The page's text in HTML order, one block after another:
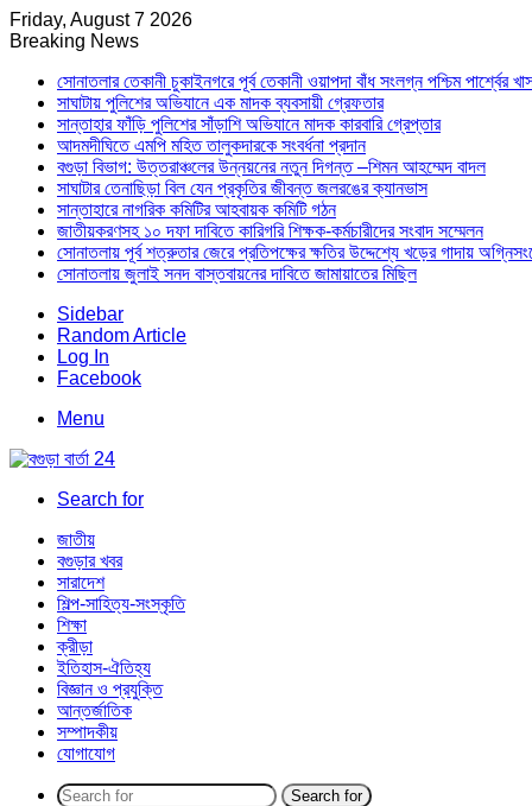
Friday, August 7 2026
Breaking News
সোনাতলার তেকানী চুকাইনগরে পূর্ব তেকানী ওয়াপদা বাঁধ সংলগ্ন পশ্চিম পার্শ্বের
সাঘাটায় পুলিশের অভিযানে এক মাদক ব্যবসায়ী গ্রেফতার
সান্তাহার ফাঁড়ি পুলিশের সাঁড়াশি অভিযানে মাদক কারবারি গ্রেপ্তার
আদমদীঘিতে এমপি মহিত তালুকদারকে সংবর্ধনা প্রদান
বগুড়া বিভাগ: উত্তরাঞ্চলের উন্নয়নের নতুন দিগন্ত –শিমন আহম্মেদ বাদল
সাঘাটার তেনাছিড়া বিল যেন প্রকৃতির জীবন্ত জলরঙের ক্যানভাস
সান্তাহারে নাগরিক কমিটির আহবায়ক কমিটি গঠন
জাতীয়করণসহ ১০ দফা দাবিতে কারিগরি শিক্ষক-কর্মচারীদের সংবাদ সম্মেলন
সোনাতলায় পূর্ব শত্রুতার জেরে প্রতিপক্ষের ক্ষতির উদ্দেশ্যে খড়ের গাদায়
সোনাতলায় জুলাই সনদ বাস্তবায়নের দাবিতে জামায়াতের মিছিল
Sidebar
Random Article
Log In
Facebook
Menu
Search for
জাতীয়
বগুড়ার খবর
সারাদেশ
শিল্প-সাহিত্য-সংস্কৃতি
শিক্ষা
ক্রীড়া
ইতিহাস-ঐতিহ্য
বিজ্ঞান ও প্রযুক্তি
আন্তর্জাতিক
সম্পাদকীয়
যোগাযোগ
Search for